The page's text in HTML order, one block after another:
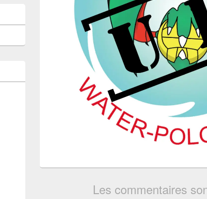
Les commentaires